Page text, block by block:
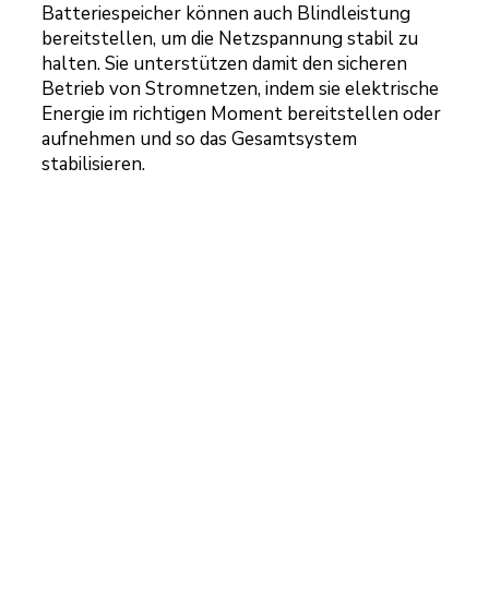
Batteriespeicher können auch Blindleistung
bereitstellen, um die Netzspannung stabil zu
halten. Sie unterstützen damit den sicheren
Betrieb von Stromnetzen, indem sie elektrische
Energie im richtigen Moment bereitstellen oder
aufnehmen und so das Gesamtsystem
stabilisieren.